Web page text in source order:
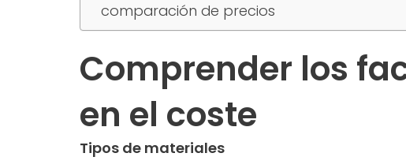
comparación de precios
Comprender los
en el coste
Tipos de materiales